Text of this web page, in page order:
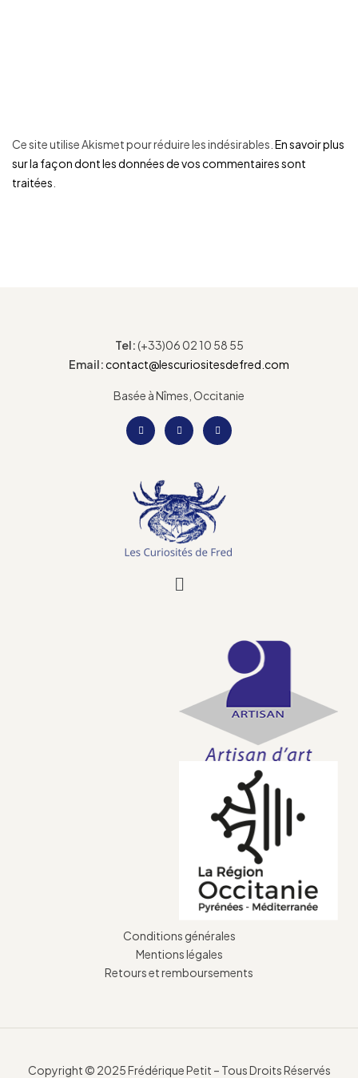
Ce site utilise Akismet pour réduire les indésirables. En savoir plus
sur la façon dont les données de vos commentaires sont
traitées
Tel:(+33)06 02 10 58 55
Email:contact@lescuriositesdefred.com
Basée à Nîmes, Occitanie
Conditions générales
Mentions légales
Retours et remboursements
Copyright © 2025 Frédérique Petit – Tous Droits Réservés